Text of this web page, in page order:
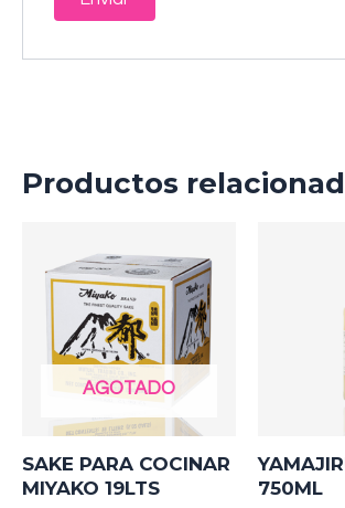
Productos
AGOTADO
SAKE PARA COCINAR
MIYAKO 19LTS
750ML